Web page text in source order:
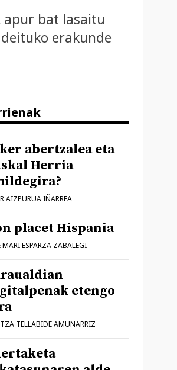
apur bat lasaitu
erakunde
abertzalea eta
Herria
AIZPURUA IÑARREA
placet Hispania
MARI ESPARZA ZABALEGI
etengo
TELLABIDE AMUNARRIZ